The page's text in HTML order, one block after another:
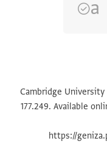
הגדל וסובב
Cambridge University
177.249. Available
https://